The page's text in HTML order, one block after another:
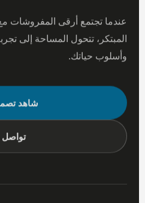
عندما تجتمع أرقى المفروشات
المبتكر، تتحول المساحة إلى
وأسلوب حياتك.
شاهد
تواصل